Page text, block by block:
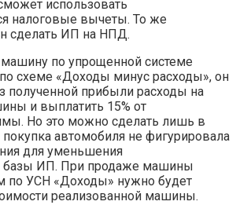
использовать
налоговые вычеты. То же
сделать ИП на НПД.
по упрощенной системе
схеме «Доходы минус расходы», он
полученной прибыли расходы на
и выплатить 15% от
Но это можно сделать лишь в
покупка автомобиля не фигурировала
для уменьшения
базы ИП. При продаже машины
по УСН «Доходы» нужно будет
реализованной машины.